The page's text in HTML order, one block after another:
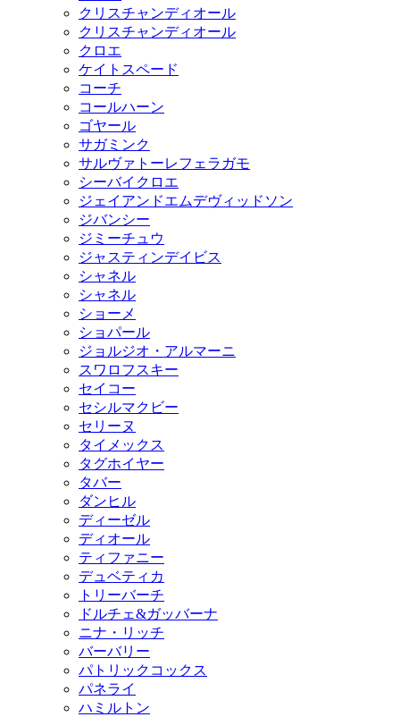
クリスチャンディオール
クリスチャンディオール
クロエ
ケイトスペード
コーチ
コールハーン
ゴヤール
サガミンク
サルヴァトーレフェラガモ
シーバイクロエ
ジェイアンドエムデヴィッドソン
ジバンシー
ジミーチュウ
ジャスティンデイビス
シャネル
シャネル
ショーメ
ショパール
ジョルジオ・アルマーニ
スワロフスキー
セイコー
セシルマクビー
セリーヌ
タイメックス
タグホイヤー
タバー
ダンヒル
ディーゼル
ディオール
ティファニー
デュベティカ
トリーバーチ
ドルチェ&ガッバーナ
ニナ・リッチ
バーバリー
パトリックコックス
パネライ
ハミルトン